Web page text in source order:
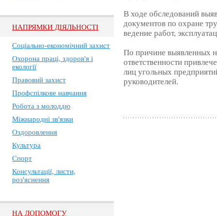
НАПРЯМКИ ДІЯЛЬНОСТІ
Соціально-економічний захист
Охорона праці, здоров'я і
екології
Правовий захист
Профспілкове навчання
Робота з молоддю
Міжнародні зв'язки
Оздоровлення
Культура
Спорт
Консультації, листи,
роз'яснення
НА ДОПОМОГУ
В ходе обследований
документов по охране
ведение работ,
По причине выявленных
ответственности
лиц угольных
руководителей.